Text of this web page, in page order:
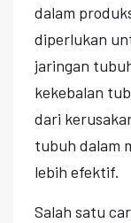
dalam
diperlukan
jaringan
kekebalan
dari
tubuh dalam
lebih efektif.
Salah satu